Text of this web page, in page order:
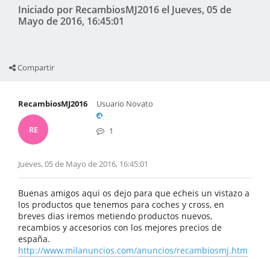
Iniciado por RecambiosMJ2016 el Jueves, 05 de
Mayo de 2016, 16:45:01
Compartir
RecambiosMJ2016
RE
Usuario Novato
1
Jueves, 05 de Mayo de 2016, 16:45:01
Buenas amigos aqui os dejo para que echeis un vistazo a
los productos que tenemos para coches y cross, en
breves dias iremos metiendo productos nuevos,
recambios y accesorios con los mejores precios de
españa.
http://www.milanuncios.com/anuncios/recambiosmj.htm